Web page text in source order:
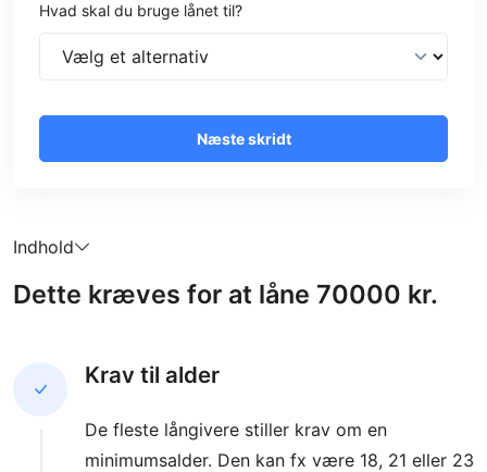
Hvad skal du bruge lånet til?
Næste skridt
Indhold
Dette kræves for at låne 70000 kr.
Krav til alder
De fleste långivere stiller krav om en
minimumsalder. Den kan fx være 18, 21 eller 23